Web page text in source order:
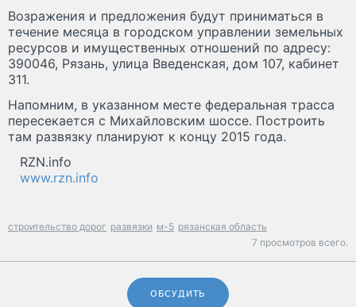
Возражения и предложения будут приниматься в
течение месяца в городском управлении земельных
ресурсов и имущественных отношений по адресу:
390046, Рязань, улица Введенская, дом 107, кабинет
311.
Напомним, в указанном месте федеральная трасса
пересекается с Михайловским шоссе. Построить
там развязку планируют к концу 2015 года.
RZN.info
www.rzn.info
строительство дорог развязки м-5 рязанская область
7 просмотров всего.
ОБСУДИТЬ